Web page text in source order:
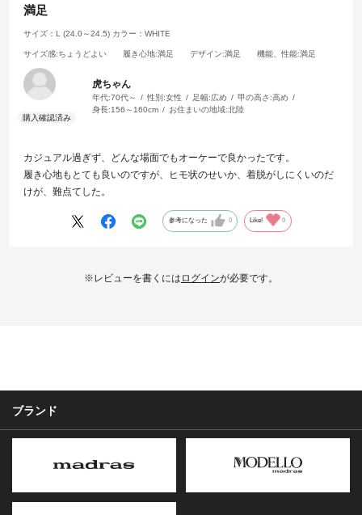
満足
サイズ：L (24.0～24.5) カラー：WHITE
サイズ感:ちょうどよい 履き心地:満足 デザイン:満足 機能、性能:満足
虎ちゃん
年代:70代～ 性別:女性 足幅:広め 甲の高さ:高め
身長:156～160cm お住まいの地域:北陸
カジュアル過ぎず、どんな場面でもオーケーで良かったです。
履き心地もとても良いのですが、ヒモ状のせいか、着脱がしにくいのだ
けが、難点てした。
参考になった 0 Like! 0
※レビューを書くには ログインが必要です。
ブランド